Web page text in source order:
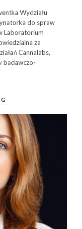
Wydziału
do spraw
Laboratorium
za
Cannalabs,
badawczo-